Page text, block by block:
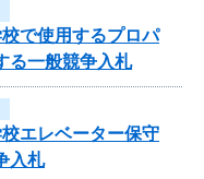
で使用するプロパ
る一般競争入札
エレベーター保守
入札